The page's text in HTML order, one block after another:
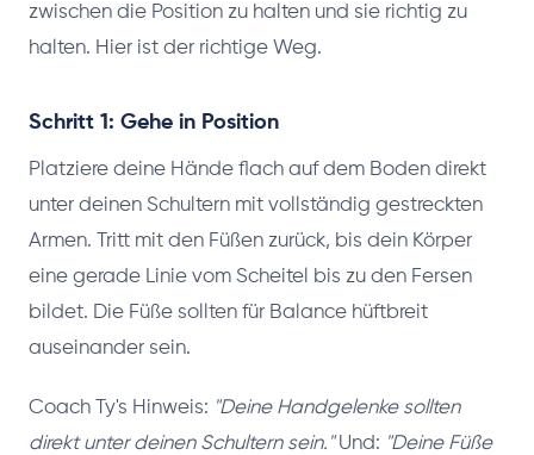
zwischen die Position zu halten und sie richtig zu
halten. Hier ist der richtige Weg.
Schritt 1: Gehe in Position
Platziere deine Hände flach auf dem Boden direkt
unter deinen Schultern mit vollständig gestreckten
Armen. Tritt mit den Füßen zurück, bis dein Körper
eine gerade Linie vom Scheitel bis zu den Fersen
bildet. Die Füße sollten für Balance hüftbreit
auseinander sein.
Coach Ty's Hinweis: "Deine Handgelenke sollten
direkt unter deinen Schultern sein."Und: "Deine Füße